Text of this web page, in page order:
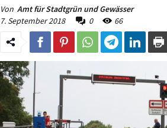
Von Amt für Stadtgrün und Gewässer
7. September 2018
0 66